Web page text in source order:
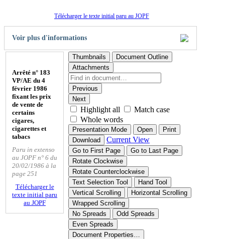
Télécharger le texte initial paru au JOPF
Voir plus d'informations
Arrêté n° 183
VP/AE du 4
février 1986
fixant les prix
de vente de
certains
cigares,
cigarettes et
tabacs
Paru in extenso
au JOPF n° 6 du
20/02/1986 à la
page 251
Télécharger le
texte initial paru
au JOPF
Thumbnails
Document Outline
Attachments
Previous
Next
Highlight all
Match case
Whole words
Presentation Mode Open
Print
Download
Current View
Go to First Page
Go to Last Page
Rotate Clockwise
Rotate Counterclockwise
Text Selection Tool
Hand Tool
Vertical Scrolling
Horizontal Scrolling
Wrapped Scrolling
No Spreads
Odd Spreads
Even Spreads
Document Properties…